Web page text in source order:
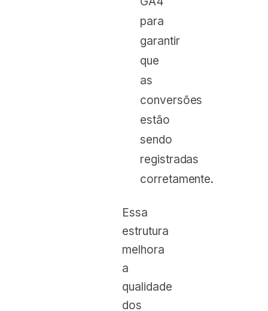
para
garantir
que
as
conversões
estão
sendo
registradas
corretamente.
Essa
estrutura
melhora
a
qualidade
dos